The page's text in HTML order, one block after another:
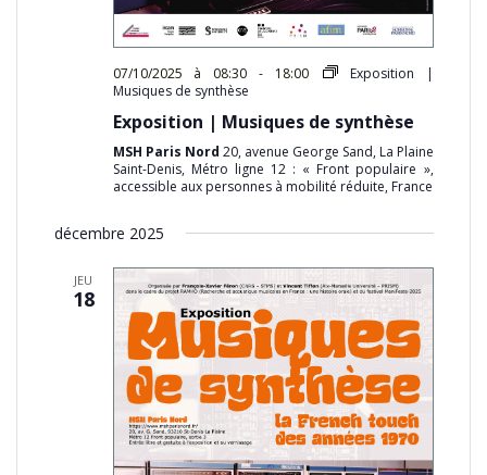
07/10/2025 à 08:30 - 18:00
Exposition |
Musiques de synthèse
Exposition | Musiques de synthèse
MSH Paris Nord 20, avenue George Sand, La Plaine
Saint-Denis, Métro ligne 12 : « Front populaire »,
accessible aux personnes à mobilité réduite, France
décembre 2025
JEU
18